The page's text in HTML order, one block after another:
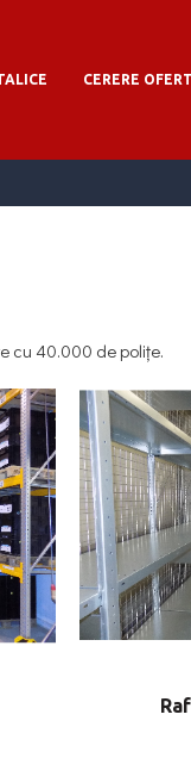
CERERE
cu 40.000 de polițe.